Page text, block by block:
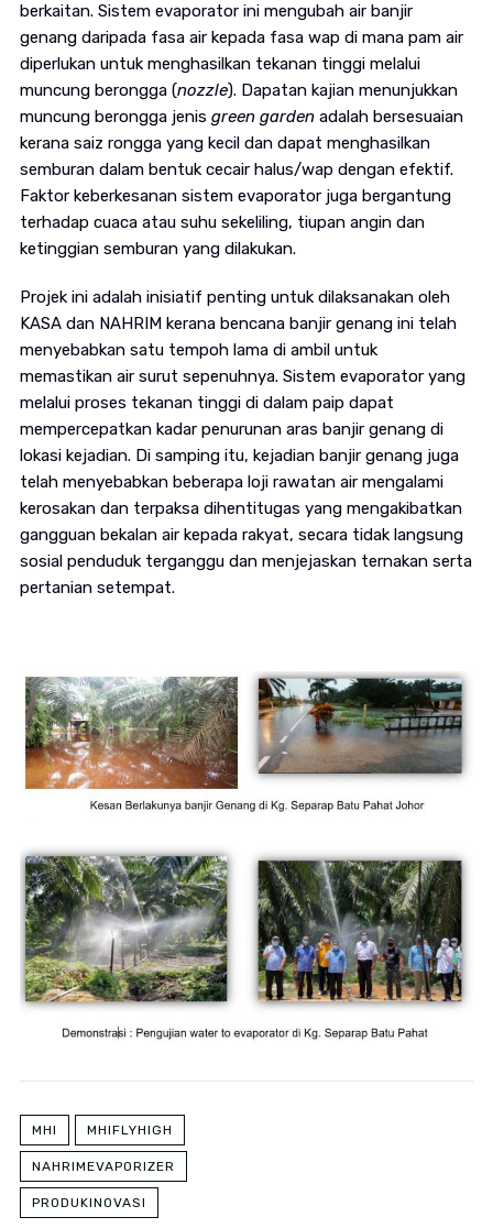
berkaitan. Sistem evaporator ini mengubah air banjir
genang daripada fasa air kepada fasa wap di mana pam air
diperlukan untuk menghasilkan tekanan tinggi melalui
muncung berongga (nozzle). Dapatan kajian menunjukkan
muncung berongga jenis green gardenadalah bersesuaian
kerana saiz rongga yang kecil dan dapat menghasilkan
semburan dalam bentuk cecair halus/wap dengan efektif.
Faktor keberkesanan sistem evaporator juga bergantung
terhadap cuaca atau suhu sekeliling, tiupan angin dan
ketinggian semburan yang dilakukan.
Projek ini adalah inisiatif penting untuk dilaksanakan oleh
KASA dan NAHRIM kerana bencana banjir genang ini telah
menyebabkan satu tempoh lama di ambil untuk
memastikan air surut sepenuhnya. Sistem evaporator yang
melalui proses tekanan tinggi di dalam paip dapat
mempercepatkan kadar penurunan aras banjir genang di
lokasi kejadian. Di samping itu, kejadian banjir genang juga
telah menyebabkan beberapa loji rawatan air mengalami
kerosakan dan terpaksa dihentitugas yang mengakibatkan
gangguan bekalan air kepada rakyat, secara tidak langsung
sosial penduduk terganggu dan menjejaskan ternakan serta
pertanian setempat.
MHI MHIFLYHIGH
NAHRIMEVAPORIZER
PRODUKINOVASI